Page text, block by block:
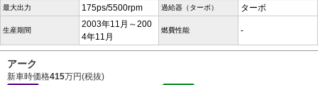
最大出力 175ps/5500rpm 過給器（ターボ） ターボ
生産期間
2003年11月～200
4年11月
燃費性能 -
アーク
新車時価格415万円(税抜)